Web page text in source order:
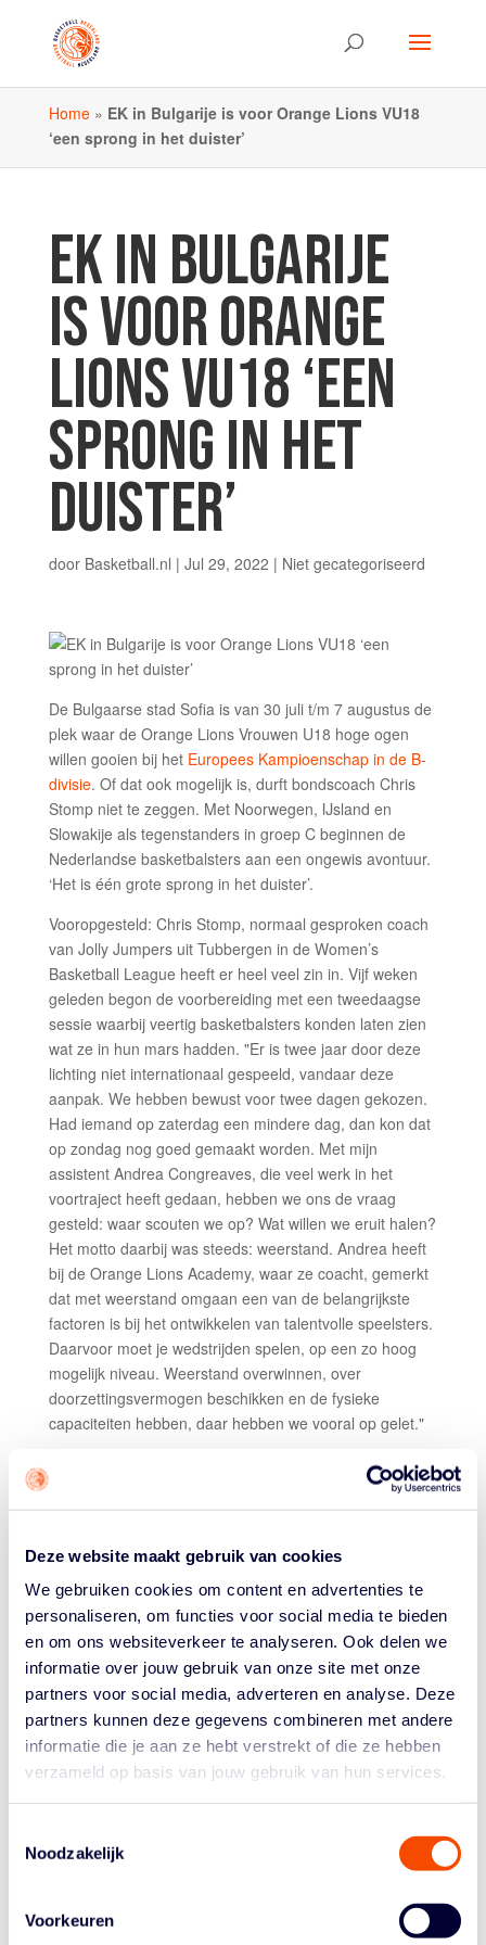
Deze website maakt gebruik van cookies
We gebruiken cookies om content en advertenties te
personaliseren, om functies voor social media te bieden
en om ons websiteverkeer te analyseren. Ook delen we
informatie over jouw gebruik van onze site met onze
partners voor social media, adverteren en analyse. Deze
partners kunnen deze gegevens combineren met andere
informatie die je aan ze hebt verstrekt of die ze hebben
verzameld op basis van jouw gebruik van hun services.
Noodzakelijk
Voorkeuren
Home» EK in Bulgarije is voor Orange Lions VU18
‘een sprong in het duister’
EK IN BULGARIJE
IS VOOR ORANGE
LIONS VU18 ‘EEN
SPRONG IN HET
DUISTER’
door Basketball.nl | Jul 29, 2022 | Niet gecategoriseerd
De Bulgaarse stad Sofia is van 30 juli t/m 7 augustus de
plek waar de Orange Lions Vrouwen U18 hoge ogen
willen gooien bij het Europees Kampioenschap in de B-
divisie. Of dat ook mogelijk is, durft bondscoach Chris
Stomp niet te zeggen. Met Noorwegen, IJsland en
Slowakije als tegenstanders in groep C beginnen de
Nederlandse basketbalsters aan een ongewis avontuur.
‘Het is één grote sprong in het duister’.
Vooropgesteld: Chris Stomp, normaal gesproken coach
van Jolly Jumpers uit Tubbergen in de Women’s
Basketball League heeft er heel veel zin in. Vijf weken
geleden begon de voorbereiding met een tweedaagse
sessie waarbij veertig basketbalsters konden laten zien
wat ze in hun mars hadden. "Er is twee jaar door deze
lichting niet internationaal gespeeld, vandaar deze
aanpak. We hebben bewust voor twee dagen gekozen.
Had iemand op zaterdag een mindere dag, dan kon dat
op zondag nog goed gemaakt worden. Met mijn
assistent Andrea Congreaves, die veel werk in het
voortraject heeft gedaan, hebben we ons de vraag
gesteld: waar scouten we op? Wat willen we eruit halen?
Het motto daarbij was steeds: weerstand. Andrea heeft
bij de Orange Lions Academy, waar ze coacht, gemerkt
dat met weerstand omgaan een van de belangrijkste
factoren is bij het ontwikkelen van talentvolle speelsters.
Daarvoor moet je wedstrijden spelen, op een zo hoog
mogelijk niveau. Weerstand overwinnen, over
doorzettingsvermogen beschikken en de fysieke
capaciteiten hebben, daar hebben we vooral op gelet."
Uiteindelijk brachten Stomp en Congreaves in een
aantal stappen de groep terug naar de volgende EK-
selectie: Kyara Bakker (Orange Lions Academy), Finley
Bastiaansen (Basketball Academie Limburg), Jeanine
Brandsma, Jasmijn Olsem (Jolly Jumpers), Mecx van
Linge (Den Helder Suns), Jaleesa Molina (Orange Lions
Academy), Pien Steenbergen (Orange Lions Academy),
Phoenix Stotijn (Triple Threat), Iris Vennema (Triple
Threat), Ilse de Vries (Orange Lions Academy, Roos
Warmenhoven (Triple Threat. Yuna Klamer (Lokomotief)
is reserve. De staf bestaat naast Stomp en Congreaves
ook nog uit fysiotherapeut Jeremy Sodusta en
teammanager Josephine Haver.
'IN LUXEMBURG WEER JE WAT JE KRIJGT'
In de voorbereiding werkte Nederland VU18 begin juli
“In Luxemburg weet je wat je krijgt. Het is geen topland
op B-niveau, maar ze hebben wel een abonnement op